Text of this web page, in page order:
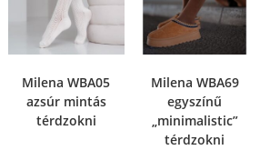
Milena WBA05
azsúr mintás
térdzokni
Milena WBA69
egyszínű
„minimalistic”
térdzokni